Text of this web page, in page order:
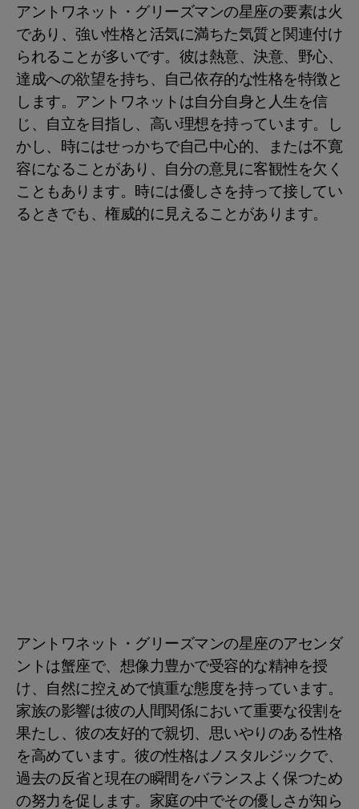
アントワネット・グリーズマンの星座の要素は火
であり、強い性格と活気に満ちた気質と関連付け
られることが多いです。彼は熱意、決意、野心、
達成への欲望を持ち、自己依存的な性格を特徴と
します。アントワネットは自分自身と人生を信
じ、自立を目指し、高い理想を持っています。し
かし、時にはせっかちで自己中心的、または不寛
容になることがあり、自分の意見に客観性を欠く
こともあります。時には優しさを持って接してい
るときでも、権威的に見えることがあります。
アントワネット・グリーズマンの星座のアセンダ
ントは蟹座で、想像力豊かで受容的な精神を授
け、自然に控えめで慎重な態度を持っています。
家族の影響は彼の人間関係において重要な役割を
果たし、彼の友好的で親切、思いやりのある性格
を高めています。彼の性格はノスタルジックで、
過去の反省と現在の瞬間をバランスよく保つため
の努力を促します。家庭の中でその優しさが知ら